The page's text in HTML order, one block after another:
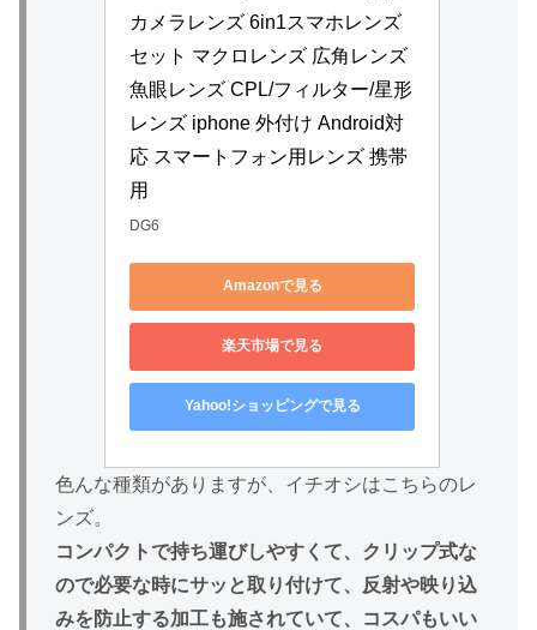
カメラレンズ 6in1スマホレンズ
セット マクロレンズ 広角レンズ
魚眼レンズ CPL/フィルター/星形
レンズ iphone 外付け Android対
応 スマートフォン用レンズ 携帯
用
DG6
Amazonで見る
楽天市場で見る
Yahoo!ショッピングで見る
色んな種類がありますが、イチオシはこちらのレ
ンズ。
コンパクトで持ち運びしやすくて、クリップ式な
ので必要な時にサッと取り付けて、反射や映り込
みを防止する加工も施されていて、コスパもいい